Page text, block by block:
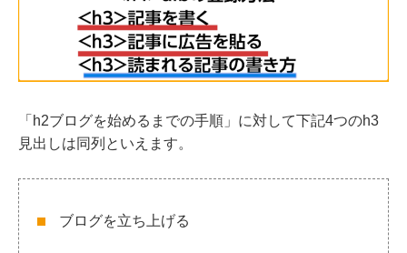
「h2ブログを始めるまでの手順」に対して下記4つのh3
見出しは同列といえます。
ブログを立ち上げる